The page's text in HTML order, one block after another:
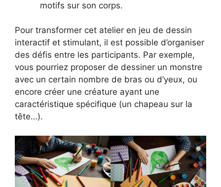
motifs sur son corps.
Pour transformer cet atelier en jeu de dessin
interactif et stimulant, il est possible d’organiser
des défis entre les participants. Par exemple,
vous pourriez proposer de dessiner un monstre
avec un certain nombre de bras ou d’yeux, ou
encore créer une créature ayant une
caractéristique spécifique (un chapeau sur la
tête…).